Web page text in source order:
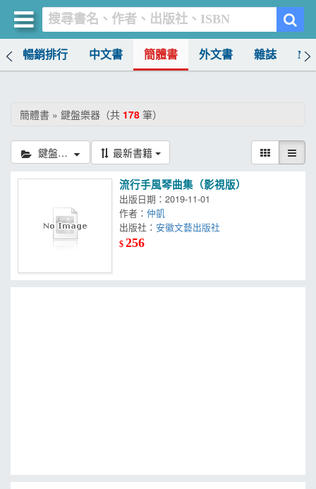
暢銷排行 中文書 簡體書 外文書 雜誌
簡體書 » 鍵盤樂器（共 178 筆）
鍵盤樂器 最新書籍
流行手風琴曲集（影視版）
出版日期：2019-11-01
作者：仲凱
出版社：安徽文藝出版社
$256
買書網
書店暢銷榜
簡體書
外文書